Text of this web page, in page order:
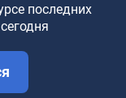
последних